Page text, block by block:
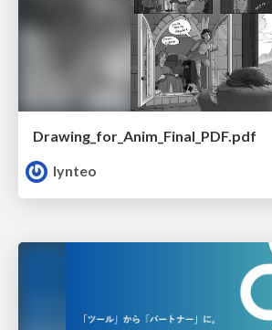
Drawing_for_Anim_Final_PDF.pdf
lynteo